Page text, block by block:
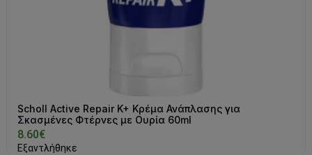
Scholl Active Repair K+ Κρέμα Ανάπλασης για
Σκασμένες Φτέρνες με Ουρία 60ml
8.60€
Εξαντλήθηκε